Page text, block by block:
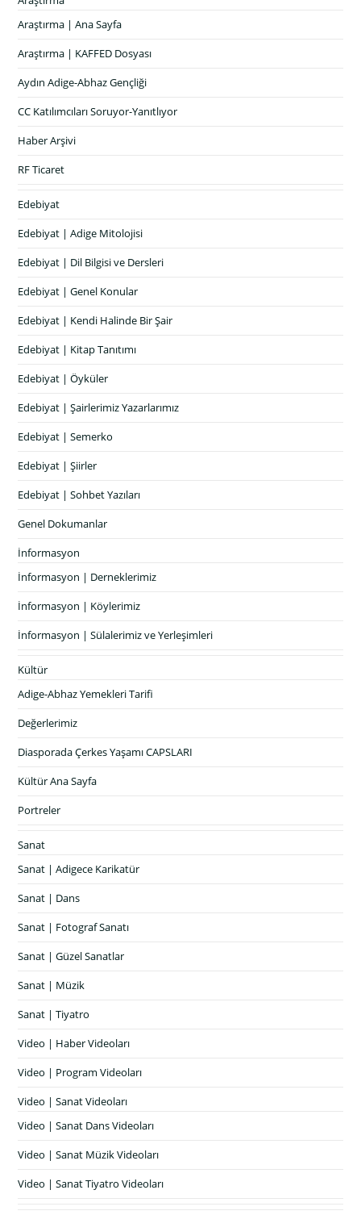
Araştırma | Ana Sayfa
Araştırma | KAFFED Dosyası
Aydın Adige-Abhaz Gençliği
CC Katılımcıları Soruyor-Yanıtlıyor
Haber Arşivi
RF Ticaret
Edebiyat
Edebiyat | Adige Mitolojisi
Edebiyat | Dil Bilgisi ve Dersleri
Edebiyat | Genel Konular
Edebiyat | Kendi Halinde Bir Şair
Edebiyat | Kitap Tanıtımı
Edebiyat | Öyküler
Edebiyat | Şairlerimiz Yazarlarımız
Edebiyat | Semerko
Edebiyat | Şiirler
Edebiyat | Sohbet Yazıları
Genel Dokumanlar
İnformasyon
İnformasyon | Derneklerimiz
İnformasyon | Köylerimiz
İnformasyon | Sülalerimiz ve Yerleşimleri
Kültür
Adige-Abhaz Yemekleri Tarifi
Değerlerimiz
Diasporada Çerkes Yaşamı CAPSLARI
Kültür Ana Sayfa
Portreler
Sanat
Sanat | Adigece Karikatür
Sanat | Dans
Sanat | Fotograf Sanatı
Sanat | Güzel Sanatlar
Sanat | Müzik
Sanat | Tiyatro
Video | Haber Videoları
Video | Program Videoları
Video | Sanat Videoları
Video | Sanat Dans Videoları
Video | Sanat Müzik Videoları
Video | Sanat Tiyatro Videoları